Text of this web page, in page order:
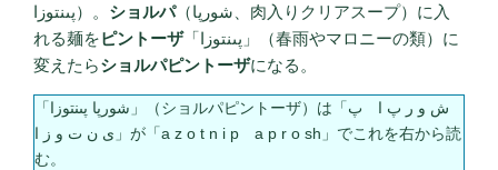
پىنتوزا）。 ショルパ（شورپا、肉入りクリアスープ）に入
れる麺をピントーザ「پىنتوزا」（春雨やマロニーの類）に
変えたらショルパピントーザになる。
「شورپا پىنتوزا」（ショルパピントーザ）は「ش و ر پ ا پ
ى ن ت و ز ا」が「a z o t n i p a p r o sh」でこれを右から読
む。